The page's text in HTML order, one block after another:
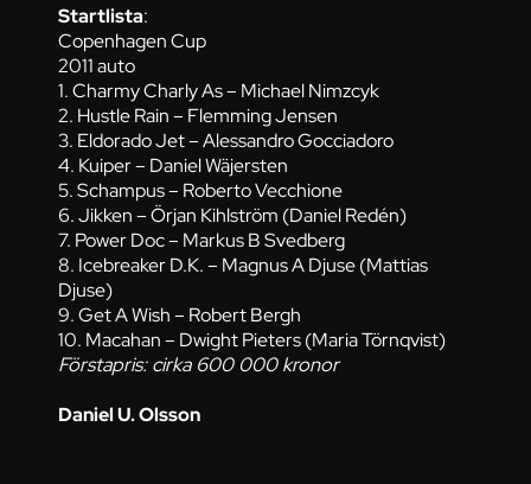
Startlista:
Copenhagen Cup
2011 auto
1. Charmy Charly As – Michael Nimzcyk
2. Hustle Rain – Flemming Jensen
3. Eldorado Jet – Alessandro Gocciadoro
4. Kuiper – Daniel Wäjersten
5. Schampus – Roberto Vecchione
6. Jikken – Örjan Kihlström (Daniel Redén)
7. Power Doc – Markus B Svedberg
8. Icebreaker D.K. – Magnus A Djuse (Mattias
Djuse)
9. Get A Wish – Robert Bergh
10. Macahan – Dwight Pieters (Maria Törnqvist)
Förstapris: cirka 600 000 kronor
Daniel U. Olsson